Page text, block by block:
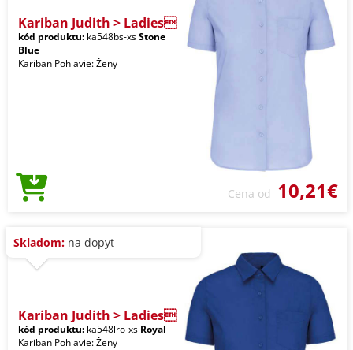
Kariban Judith > Ladies
kód produktu: ka548bs-xsStone
Blue
Kariban Pohlavie: Ženy
Cena od 10,21€
Skladom: na dopyt
Kariban Judith > Ladies
kód produktu: ka548lro-xs Royal
Kariban Pohlavie: Ženy